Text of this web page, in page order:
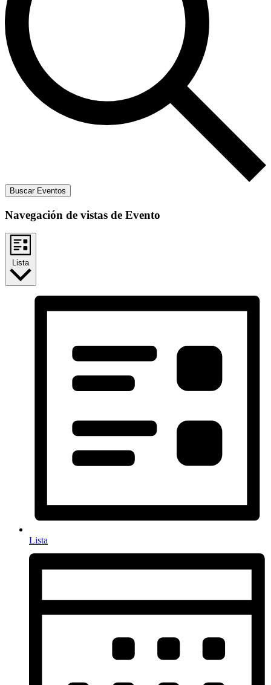
Buscar Eventos
Navegación de vistas de Evento
Lista
Lista